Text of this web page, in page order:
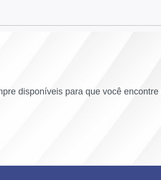
disponíveis para que você